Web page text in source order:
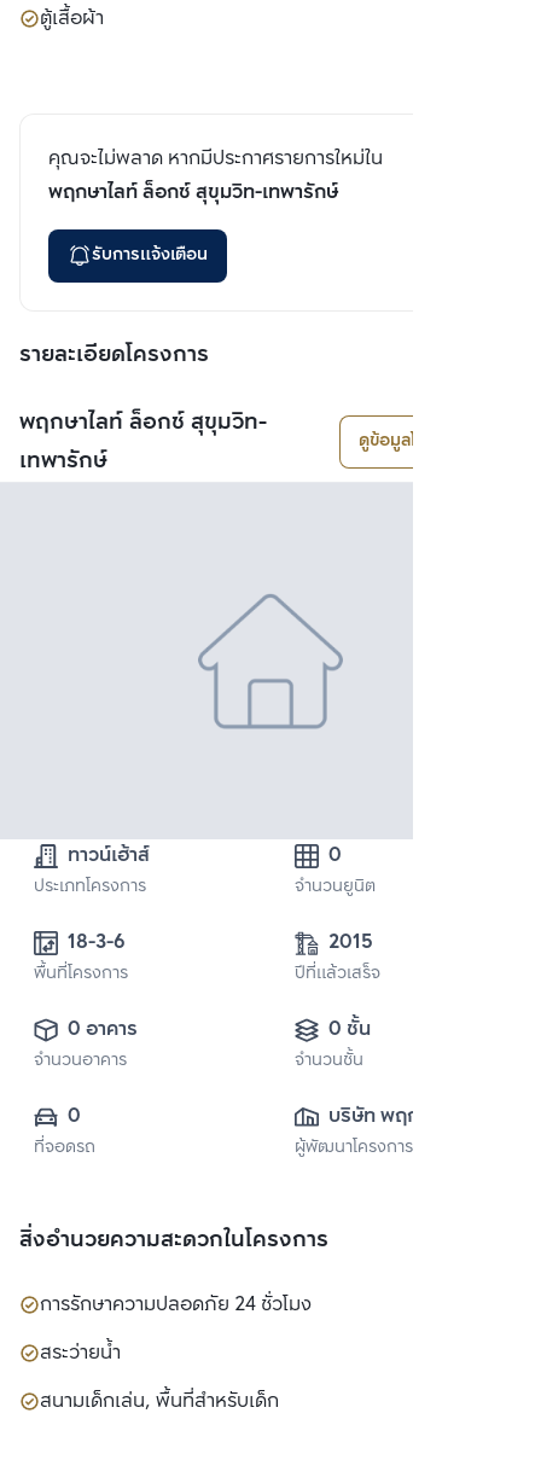
ตู้เสื้อผ้า
คุณจะไม่พลาด หากมีประกาศรายการใหม่ใน
พฤกษาไลท์ ล็อกซ์ สุขุมวิท-เทพารักษ์
รับการแจ้งเตือน
รายละเอียดโครงการ
พฤกษาไลท์ ล็อกซ์ สุขุมวิท-
เทพารักษ์
ดูข้อมูลโครงการ
ทาวน์เฮ้าส์
ประเภทโครงการ
0
จำนวนยูนิต
18-3-6
พื้นที่โครงการ
2015
ปีที่แล้วเสร็จ
0 อาคาร
จำนวนอาคาร
0 ชั้น
จำนวนชั้น
0
ที่จอดรถ
บริษัท พฤกษา เรียล
เอสเตท จำกัด
ผู้พัฒนาโครงการ
สิ่งอำนวยความสะดวกในโครงการ
การรักษาความปลอดภัย 24 ชั่วโมง
สระว่ายน้ำ
สนามเด็กเล่น, พื้นที่สำหรับเด็ก